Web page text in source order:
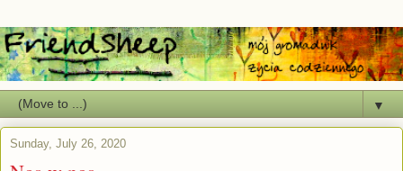
▼
Sunday, July 26, 2020